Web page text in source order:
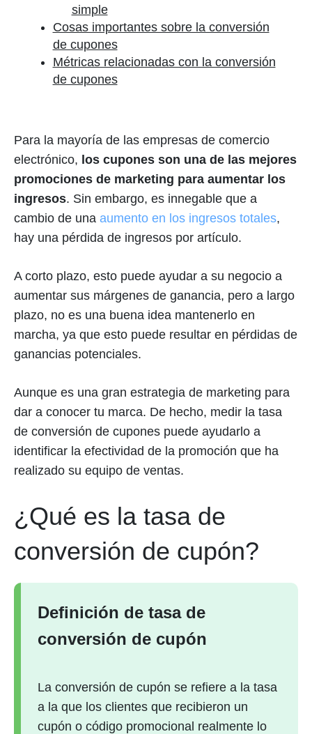
simple
Cosas importantes sobre la conversión
de cupones
Métricas relacionadas con la conversión
de cupones
Para la mayoría de las empresas de comercio
electrónico, los cupones son una de las mejores
promociones de marketing para aumentar los
ingresos. Sin embargo, es innegable que a
cambio de una aumento en los ingresos totales,
hay una pérdida de ingresos por artículo.
A corto plazo, esto puede ayudar a su negocio a
aumentar sus márgenes de ganancia, pero a largo
plazo, no es una buena idea mantenerlo en
marcha, ya que esto puede resultar en pérdidas de
ganancias potenciales.
Aunque es una gran estrategia de marketing para
dar a conocer tu marca. De hecho, medir la tasa
de conversión de cupones puede ayudarlo a
identificar la efectividad de la promoción que ha
realizado su equipo de ventas.
¿Qué es la tasa de
conversión de cupón?
Definición de tasa de
conversión de cupón
La conversión de cupón se refiere a la tasa
a la que los clientes que recibieron un
cupón o código promocional realmente lo